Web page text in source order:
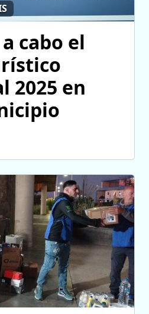
cabo el
2025 en